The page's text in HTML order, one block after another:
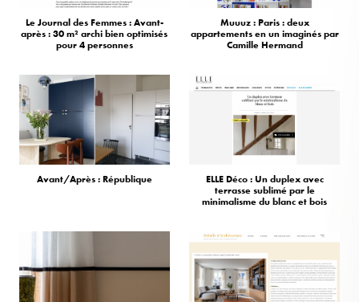
Le Journal des Femmes : Avant-
après : 30 m² archi bien optimisés
pour 4 personnes
Muuuz : Paris : deux
appartements en un imaginés par
Camille Hermand
Avant/Après : République
ELLE Déco : Un duplex avec
terrasse sublimé par le
minimalisme du blanc et bois